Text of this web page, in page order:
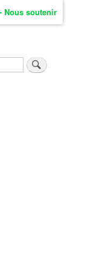
Nous soutenir